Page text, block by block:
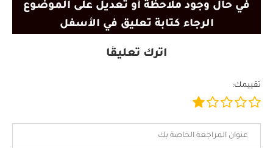
في حال وجود ملاحظة أو تعديل على الموضوع
الرجاء كتابة تعليق في الأسفل
اترك تعليقًا
تقييمك: